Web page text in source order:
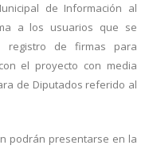
de Información al
a los usuarios que se
registro de firmas para
el proyecto con media
de Diputados referido al
podrán presentarse en la